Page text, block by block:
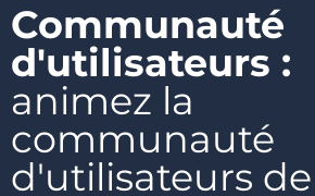
Communauté
d'utilisateurs :
animez la
communauté
d'utilisateurs de